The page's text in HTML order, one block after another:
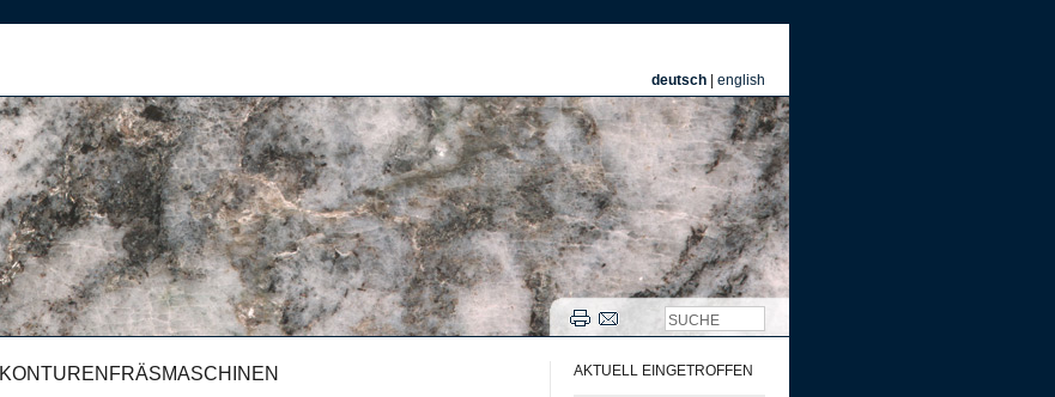
deutsch english
KONTURENFRÄSMASCHINEN AKTUELL EINGETROFFEN